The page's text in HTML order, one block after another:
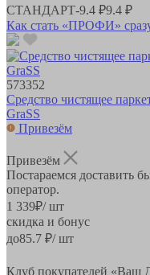
СТАНДАРТ-9.4 ₽9.4 ₽
Как стать «ПРОФИ»
573352
Средство чистящее
GraSS
Привезём
Привезём
Постараемся доставить
оператор.
1 339₽/ шт
скидка и бонус
до85.7 ₽/ шт
Клуб покупателей «Ваш